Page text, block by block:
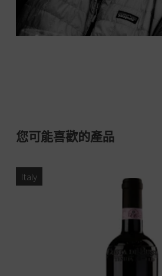
您可能喜歡的產品
Italy